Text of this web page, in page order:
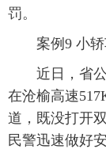
罚。
案例9 小轿
近日，省公
在沧榆高速
道，既没打开
民警迅速做好